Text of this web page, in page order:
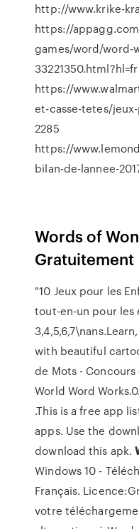
http://www.krike-
https://
games/word/word-
33221350.html?hl=fr
https://
et-casse-tetes/
2285
https://
bilan-de-lannee-
Words of
Gratuitement
"10 Jeux pour les
tout-en-un pour les
with beautiful
de Mots - Concours
World Word
.This is a free app
apps. Use the
download this apk.
Windows 10 -
Français.
votre